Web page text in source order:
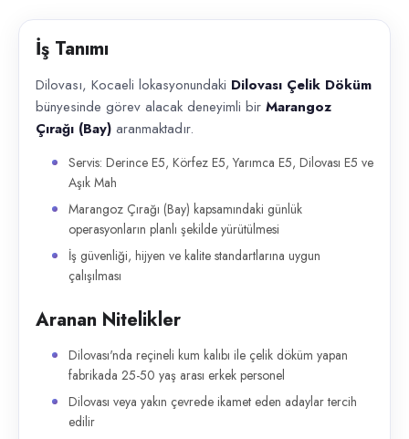
İş Tanımı
Dilovası, Kocaeli lokasyonundaki Dilovası Çelik Döküm
bünyesinde görev alacak deneyimli bir Marangoz
Çırağı (Bay) aranmaktadır.
Servis: Derince E5, Körfez E5, Yarımca E5, Dilovası E5 ve
Aşık Mah
Marangoz Çırağı (Bay) kapsamındaki günlük
operasyonların planlı şekilde yürütülmesi
İş güvenliği, hijyen ve kalite standartlarına uygun
çalışılması
Aranan Nitelikler
Dilovası'nda reçineli kum kalıbı ile çelik döküm yapan
fabrikada 25-50 yaş arası erkek personel
Dilovası veya yakın çevrede ikamet eden adaylar tercih
edilir